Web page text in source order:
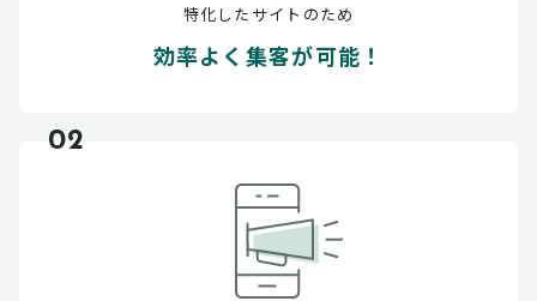
特化したサイトのため
効率よく集客が可能！
02